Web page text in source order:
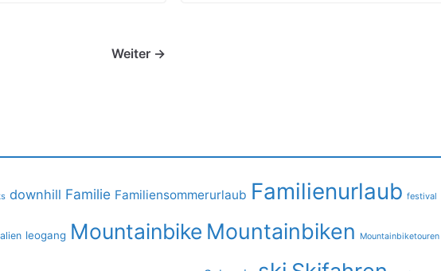
Weiter →
downhill Familie Familiensommerurlaub Familienurlaub festival
leogang Mountainbike Mountainbiken Mountainbiketouren